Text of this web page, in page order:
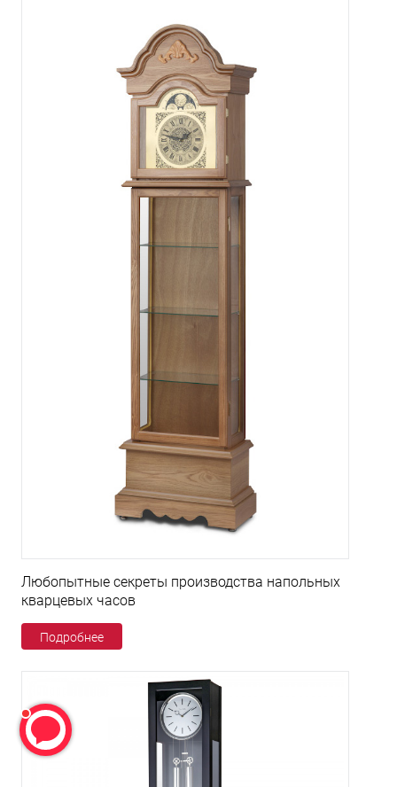
Любопытные секреты производства напольных
кварцевых часов
Подробнее